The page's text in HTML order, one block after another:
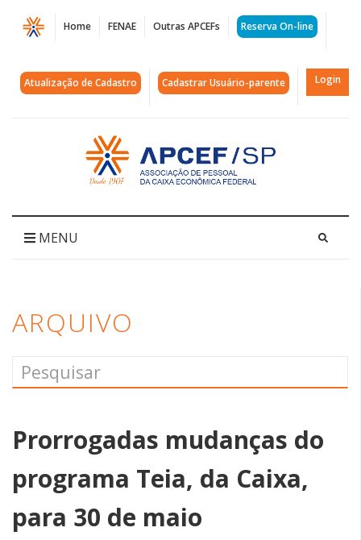
Página
Arquivos
programa
APCEF/SP
Home FENAE Outras APCEFs Reserva On-line
Atualização de Cadastro Cadastrar Usuário-parente Login
Acessar
página
inicial
MENU
ARQUIVO
Prorrogadas mudanças do
programa Teia, da Caixa,
para 30 de maio